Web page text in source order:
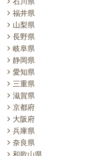
福井県
山梨県
長野県
岐阜県
静岡県
愛知県
三重県
滋賀県
京都府
大阪府
兵庫県
奈良県
和歌山県